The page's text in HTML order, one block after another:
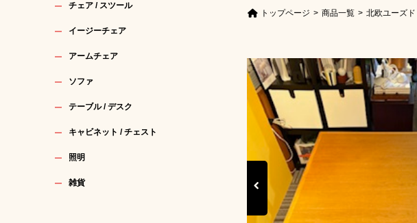
チェア / スツール
イージーチェア
アームチェア
ソファ
テーブル / デスク
キャビネット / チェスト
照明
雑貨
トップページ 商品一覧 北欧ユーズド
Previous